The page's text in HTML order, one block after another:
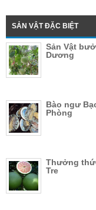
SẢN VẬT ĐẶC BIỆT
Sản Vật
Dương
Bào ngư
Phòng
Thưởng
Tre